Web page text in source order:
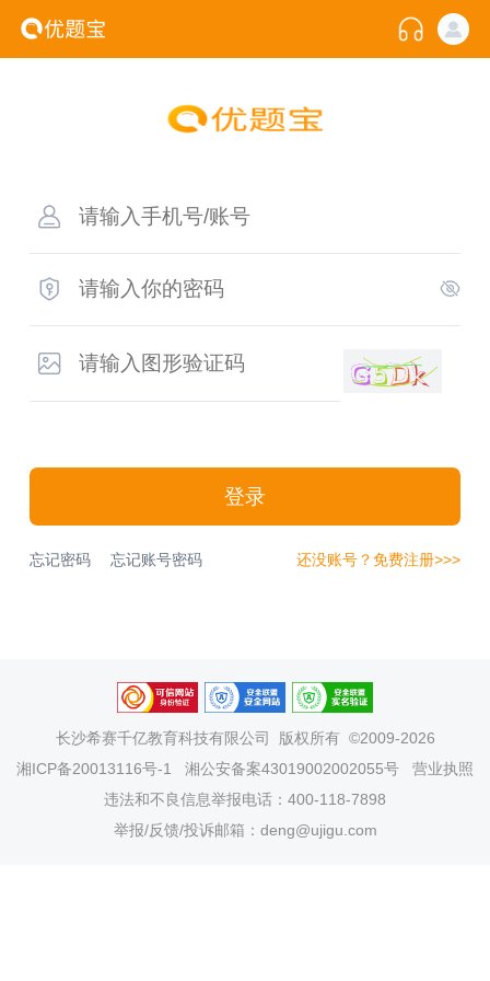
登录
忘记密码 忘记账号密码 还没账号？免费注册>>>
长沙希赛千亿教育科技有限公司
版权所有 ©2009-2026
湘ICP备20013116号-1
湘公安备案43019002002055号
营业执照
违法和不良信息举报电话：400-118-7898
举报/反馈/投诉邮箱：deng@ujigu.com